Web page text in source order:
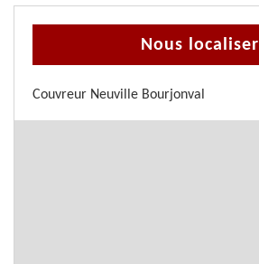
Nous localiser
Couvreur Neuville Bourjonval